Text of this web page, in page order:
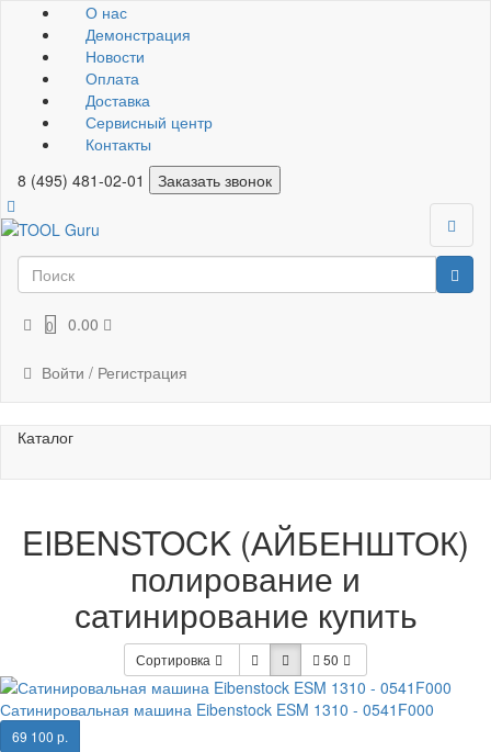
О нас
Демонстрация
Новости
Оплата
Доставка
Сервисный центр
Контакты
8 (495) 481-02-01
Заказать звонок
0 0.00
Войти / Регистрация
Каталог
EIBENSTOCK (АЙБЕНШТОК)
полирование и
сатинирование купить
Сортировка 50
Сатинировальная машина Eibenstock ESM 1310 - 0541F000
69 100 р.